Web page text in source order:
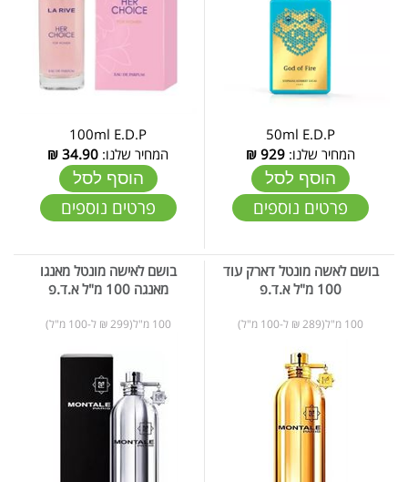
50ml E.D.P
המחיר שלנו: 929
₪
הוסף לסל
פרטים נוספים
100ml E.D.P
המחיר שלנו: 34.90
₪
הוסף לסל
פרטים נוספים
בושם לאשה מונטל דארק עוד
100 מ"ל א.ד.פ
100 מ"ל(289 ₪ ל-100 מ"ל)
בושם לאישה מונטל מאנגו
מאנגה 100 מ"ל א.ד.פ
100 מ"ל(299 ₪ ל-100 מ"ל)